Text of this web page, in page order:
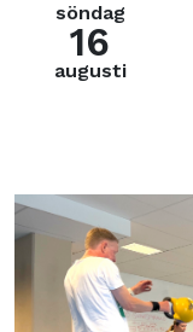
söndag
16
augusti